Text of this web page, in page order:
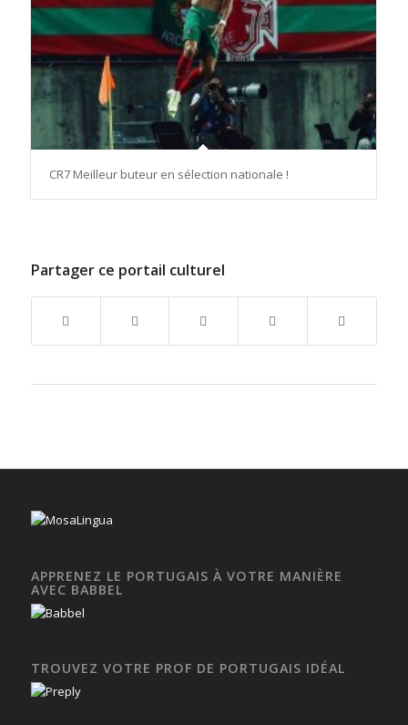
CR7 Meilleur buteur en sélection nationale !
Partager ce portail culturel
APPRENEZ LE PORTUGAIS À VOTRE MANIÈRE
AVEC BABBEL
TROUVEZ VOTRE PROF DE PORTUGAIS IDÉAL